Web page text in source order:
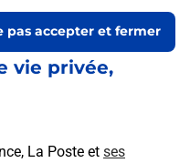
vie privée,
La Poste et ses
pas accepter et fermer